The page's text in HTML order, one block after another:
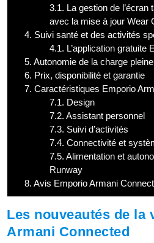
3.1. La gestion de l’écran
avec la mise à jour Wear
4. Suivi santé et des activités
4.1. L’application gratuite
5. Autonomie de la charge pleine
6. Prix, disponibilité et garantie
7. Caractéristiques Emporio
7.1. Design
7.2. Assistant personnel
7.3. Suivi d’activités
7.4. Connectivité et
7.5. Alimentation et
Runway
8. Avis Emporio Armani
Les nouveautés de la
Armani Connected